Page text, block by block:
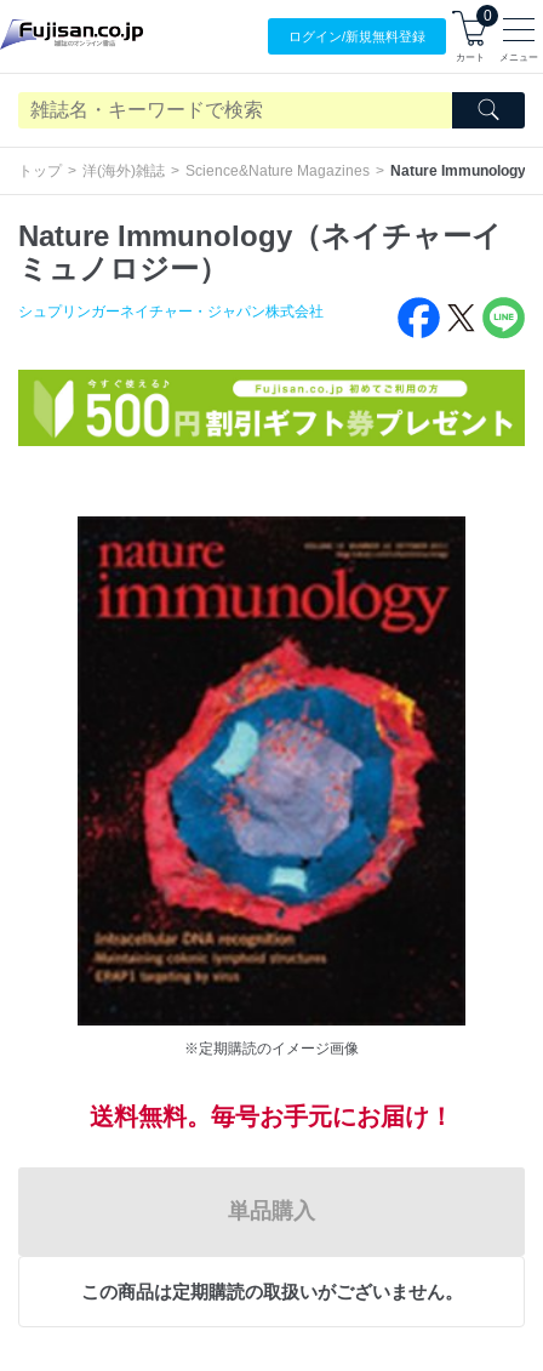
ログイン/新規無料登録
0
カート メニュー
トップ 洋(海外)雑誌 Science&Nature Magazines Nature Immunology（
Nature Immunology（ネイチャーイ
ミュノロジー）
シュプリンガーネイチャー・ジャパン株式会社
※定期購読のイメージ画像
送料無料。毎号お手元にお届け！
単品購入
この商品は定期購読の取扱いがございません。